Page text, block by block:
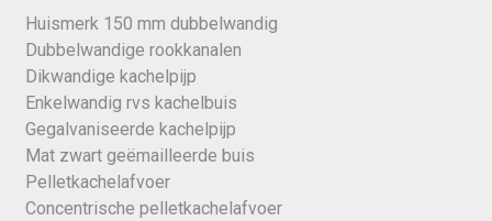
Huismerk 150 mm dubbelwandig
Dubbelwandige rookkanalen
Dikwandige kachelpijp
Enkelwandig rvs kachelbuis
Gegalvaniseerde kachelpijp
Mat zwart geëmailleerde buis
Pelletkachelafvoer
Concentrische pelletkachelafvoer